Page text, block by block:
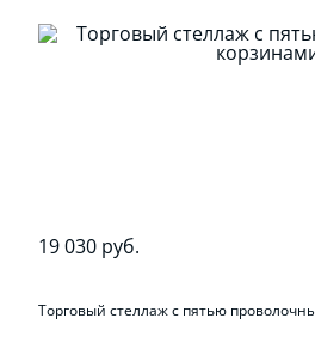
19 030 руб.
Торговый стеллаж с пятью